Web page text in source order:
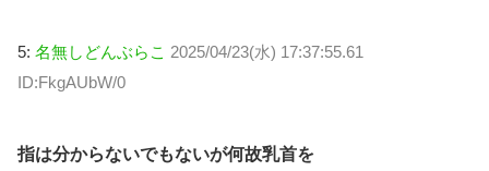
5: 名無しどんぶらこ 2025/04/23(水) 17:37:55.61
ID:FkgAUbW/0
指は分からないでもないが何故乳首を